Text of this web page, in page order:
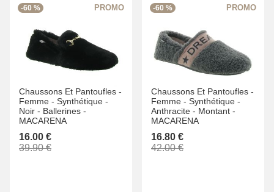
-60 %
Chaussons Et Pantoufles -
Femme - Synthétique -
Noir - Ballerines -
MACARENA
16.00 €
39.90 €
-60 %
Chaussons Et Pantoufles -
Femme - Synthétique -
Anthracite - Montant -
MACARENA
16.80 €
42.00 €